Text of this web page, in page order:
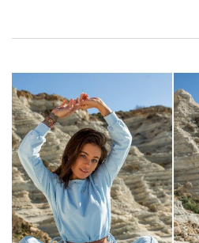
от модните
2022
Костюмът е дума, която отдавна
като термин за изключително
модните ревюта се завладяват
онлайн. Jakie? Wiosną 2022
komplety z krótkimi spódnicami i
XXL i o ultra luźnym sportowym
zestawieniach równie często